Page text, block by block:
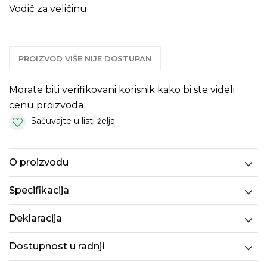
Vodič za veličinu
PROIZVOD VIŠE NIJE DOSTUPAN
Morate biti verifikovani korisnik kako bi ste videli
cenu proizvoda
Sačuvajte u listi želja
O proizvodu
Specifikacija
Deklaracija
Dostupnost u radnji